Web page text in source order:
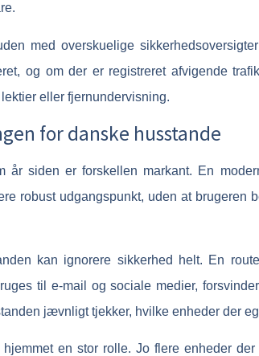
med overskuelige
og om der er registreret afvigende
eller fjernundervisning.
for danske husstande
år siden er forskellen markant. En
robust udgangspunkt, uden at
kan ignorere sikkerhed helt. En
til e-mail og sociale medier,
jævnligt tjekker, hvilke enheder der
en stor rolle. Jo flere enheder